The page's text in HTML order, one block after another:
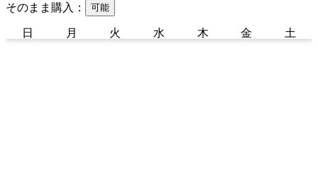
そのまま購入： 可能
日 月 火 水 木 金 土